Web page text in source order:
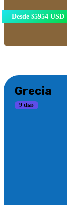
Desde $5954 USD
Grecia
9 días